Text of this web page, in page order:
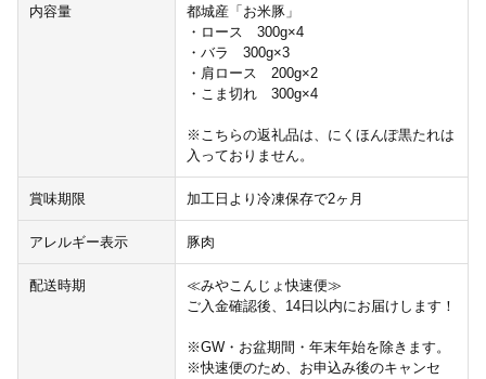
内容量
都城産「お米豚」
・ロース 300g×4
・バラ 300g×3
・肩ロース 200g×2
・こま切れ 300g×4
※こちらの返礼品は、にくほんぽ黒たれは
入っておりません。
賞味期限 加工日より冷凍保存で2ヶ月
アレルギー表示 豚肉
配送時期
≪みやこんじょ快速便≫
ご入金確認後、14日以内にお届けします！
※GW・お盆期間・年末年始を除きます。
※快速便のため、お申込み後のキャンセ